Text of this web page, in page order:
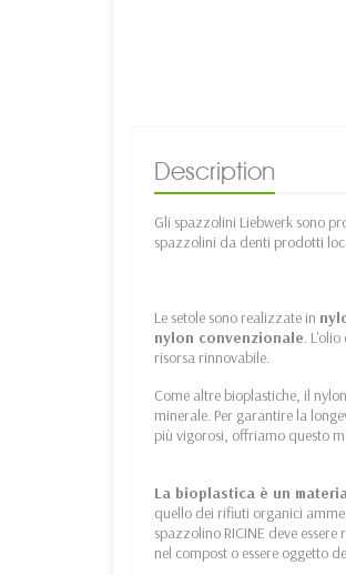
Description
Gli spazzolini Liebwerk sono
spazzolini da denti prodotti
Le setole sono realizzate in
nylon convenzionale .
risorsa rinnovabile.
Come altre bioplastiche, il
minerale. Per garantire la
più vigorosi, offriamo questo
La bioplastica è un
quello dei rifiuti organici
spazzolino RICINE deve
nel compost o essere oggetto